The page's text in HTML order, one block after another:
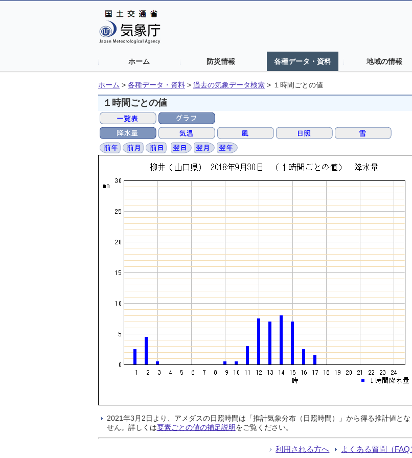
ホーム 防災情報 各種データ・資料 地域の情報
ホーム > 各種データ・資料 > 過去の気象データ検索 > １時間ごとの値
１時間ごとの値
2021年3月2日より、アメダスの日照時間は「推計気象分布（日照時間）」から得る推計値と
せん。詳しくは要素ごとの値の補足説明をご覧ください。
利用される方へ よくある質問（FAQ